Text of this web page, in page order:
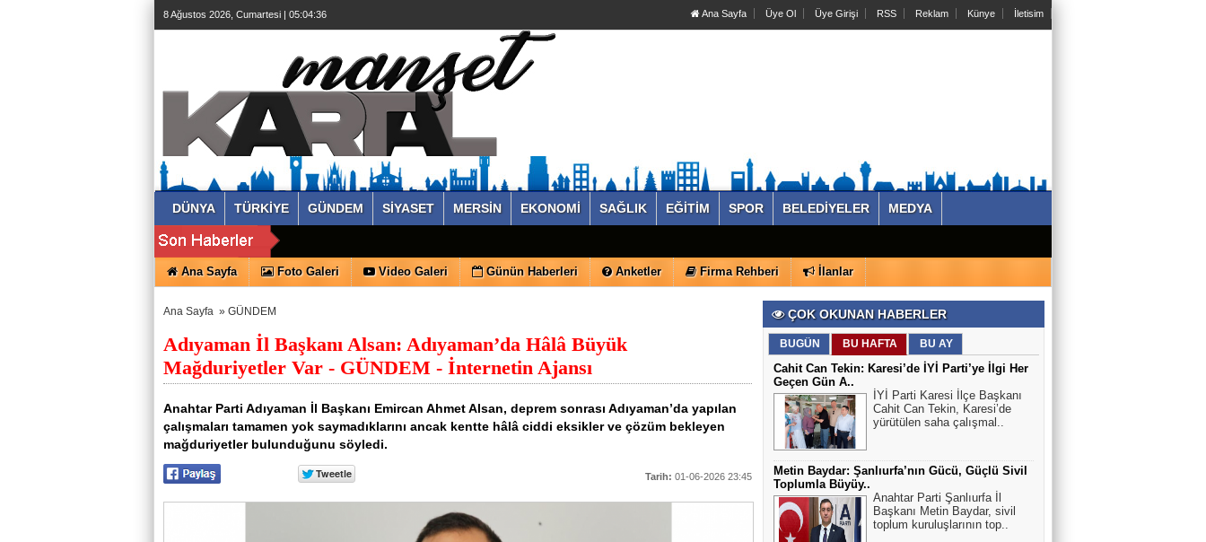
8 Ağustos 2026, Cumartesi | 05:04:37 Ana Sayfa Üye Ol Üye Girişi RSS Reklam Künye İletisim
DÜNYA TÜRKİYE GÜNDEM SİYASET MERSİN EKONOMİ SAĞLIK EĞİTİM SPOR BELEDİYELER MEDYA
Ana Sayfa Foto Galeri Video Galeri Günün Haberleri Anketler Firma Rehberi İlanlar
Ana Sayfa » GÜNDEM
Adıyaman İl Başkanı Alsan: Adıyaman’da Hâlâ Büyük
Mağduriyetler Var - GÜNDEM - İnternetin Ajansı
Anahtar Parti Adıyaman İl Başkanı Emircan Ahmet Alsan, deprem sonrası Adıyaman’da yapılan
çalışmaları tamamen yok saymadıklarını ancak kentte hâlâ ciddi eksikler ve çözüm bekleyen
mağduriyetler bulunduğunu söyledi.
Tarih: 01-06-2026 23:45
ÇOK OKUNAN HABERLER
BUGÜN BU HAFTA BU AY
Cahit Can Tekin: Karesi’de İYİ Parti’ye İlgi Her
Geçen Gün A..
İYİ Parti Karesi İlçe Başkanı
Cahit Can Tekin, Karesi’de
yürütülen saha çalışmal..
Metin Baydar: Şanlıurfa’nın Gücü, Güçlü Sivil
Toplumla Büyüy..
Anahtar Parti Şanlıurfa İl
Başkanı Metin Baydar, sivil
toplum kuruluşlarının top..